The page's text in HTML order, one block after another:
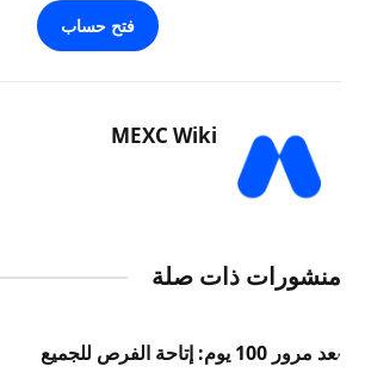
فتح حساب
MEXC Wiki
منشورات ذات صلة
بعد مرور 100 يوم: إتاحة الفرص للجميع